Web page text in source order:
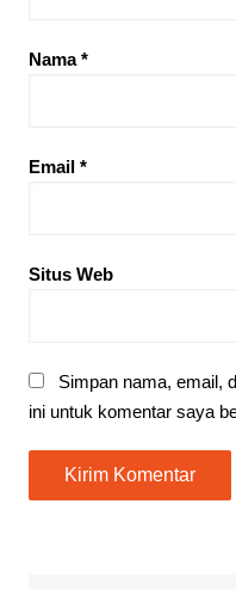
Nama*
Email *
Situs Web
Simpan nama, email,
ini untuk komentar saya